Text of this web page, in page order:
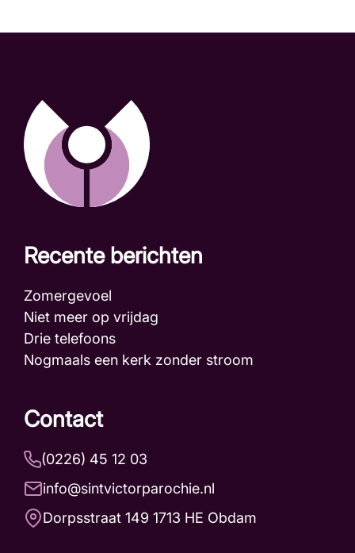
Recente berichten
Zomergevoel
Niet meer op vrijdag
Drie telefoons
Nogmaals een kerk zonder stroom
Contact
(0226) 45 12 03
info@sintvictorparochie.nl
Dorpsstraat 149 1713 HE Obdam